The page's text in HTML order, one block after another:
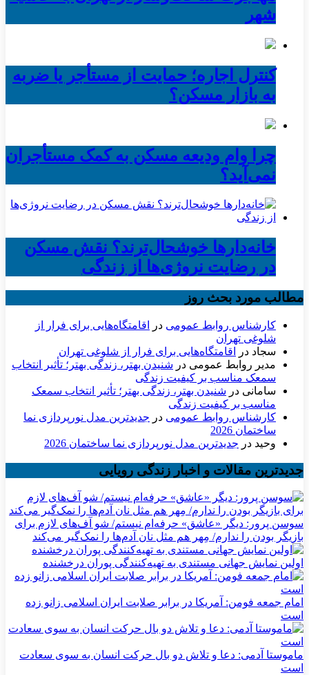
شهر
کنترل اجاره؛ حمایت از مستأجر یا ضربه
به بازار مسکن؟
چرا وام ودیعه مسکن به کمک مستأجران
نمی‌آید؟
خانه‌دارها خوشحال‌ترند؟ نقش مسکن
در رضایت نروژی‌ها از زندگی
مطالب مورد بحث روز
کارشناس روابط عمومی در
اقامتگاه‌هایی برای فرار از
شلوغی تهران
سجاد در
اقامتگاه‌هایی برای فرار از شلوغی تهران
مدیر روابط عمومی در شنیدن بهتر، زندگی بهتر؛ تأثیر انتخاب
سمعک مناسب بر کیفیت زندگی
سامانی در شنیدن بهتر، زندگی بهتر؛ تأثیر انتخاب سمعک
مناسب بر کیفیت زندگی
کارشناس روابط عمومی در جدیدترین مدل نورپردازی نما
ساختمان 2026
وحید در جدیدترین مدل نورپردازی نما ساختمان 2026
جدیدترین مقالات و اخبار زندگی رویایی
سوسن پرور: دیگر «عاشق» حرفه‌ام نیستم/ شو آف‌های لازم برای
بازیگر بودن را ندارم/ مِهر هم مثل نان آدم‌ها را نمک‌گیر می‌کند
اولین نمایش جهانی مستندی به تهیه‌کنندگی پوران درخشنده
امام جمعه فومن: آمریکا در برابر صلابت ایران اسلامی زانو زده
است
ماموستا آدمی: دعا و تلاش دو بال حرکت انسان به سوی سعادت
است